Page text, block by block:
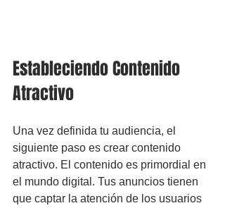
Estableciendo Contenido
Atractivo
Una vez definida tu audiencia, el
siguiente paso es crear contenido
atractivo. El contenido es primordial en
el mundo digital. Tus anuncios tienen
que captar la atención de los usuarios